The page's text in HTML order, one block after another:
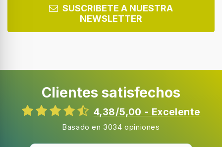
SUSCRIBETE A NUESTRA
NEWSLETTER
Clientes satisfechos
4,38/5,00 - Excelente
Basado en 3034 opiniones